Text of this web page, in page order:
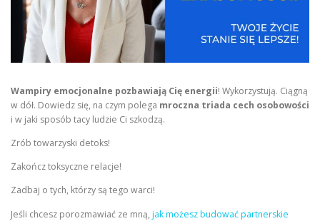
Wampiry emocjonalne pozbawiają Cię energii! Wykorzystują. Ciągną
w dół. Dowiedz się, na czym polega mroczna triada cech osobowości
i w jaki sposób tacy ludzie Ci szkodzą.
Zrób towarzyski detoks!
Zakończ toksyczne relacje!
Zadbaj o tych, którzy są tego warci!
Jeśli chcesz porozmawiać ze mną, jak możesz budować partnerskie